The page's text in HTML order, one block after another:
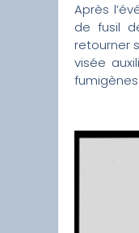
Après
de fusil
retourner
visée
fumigènes.